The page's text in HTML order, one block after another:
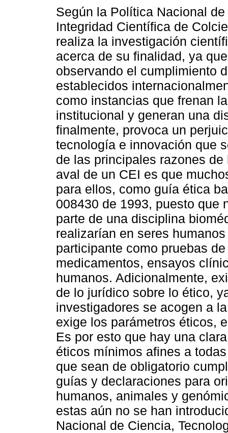
Según la Política Nacional
Integridad Científica de
realiza la investigación
acerca de su finalidad, ya
observando el cumplimiento
establecidos
como instancias que frenan
institucional y generan una
finalmente, provoca un
tecnología e innovación que
de las principales razones
aval de un CEI es que
para ellos, como guía ética
008430 de 1993, puesto que
parte de una disciplina
realizarían en seres
participante como pruebas
medicamentos, ensayos
humanos. Adicionalmente,
de lo jurídico sobre lo ético,
investigadores se acogen a
exige los parámetros éticos,
Es por esto que hay una
éticos mínimos afines a
que sean de obligatorio
guías y declaraciones para
humanos, animales y
estas aún no se han
Nacional de Ciencia,